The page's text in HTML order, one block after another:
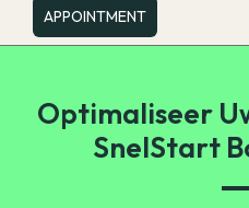
APPOINTMENT
Optimaliseer
SnelStart